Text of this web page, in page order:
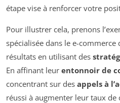
étape vise à renforcer votre
Pour illustrer cela, prenons
spécialisée dans le e-
résultats en utilisant des
En affinant leur entonnoir de
concentrant sur des appels à
réussi à augmenter leur taux de